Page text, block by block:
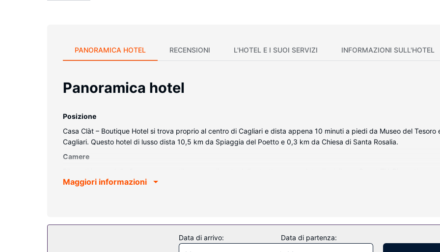
PANORAMICA HOTEL RECENSIONI L'HOTEL E I SUOI SERVIZI INFORMAZIONI SULL'HOTEL
Panoramica hotel
Posizione
Casa Clàt – Boutique Hotel si trova proprio al centro di Cagliari e dista appena 10 minuti a piedi da Museo del Tesoro
Cagliari. Questo hotel di lusso dista 10,5 km da Spiaggia del Poetto e 0,3 km da Chiesa di Santa Rosalia.
Camere
completo di copriletto in piuma e biancheria da letto di alta qualità. Il Wi-Fi gratuito ti consente di restare in contatto
Maggiori informazioni
Data di arrivo: Data di partenza: